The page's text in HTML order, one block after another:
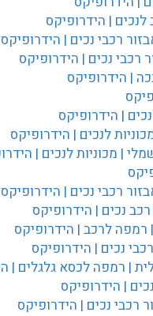
| הידרופיקס
רכבי נכים | הידרופיקס
נכים | הידרופיקס
| הידרופיקס
| הידרופיקס
לנכים | הידרופיקס
| מכוניות לנכים |
רכבי נכים | הידרופיקס
נכים | הידרופיקס
לרכב | הידרופיקס
נכים | הידרופיקס
| רמפה לכסא גלגלים |
| הידרופיקס
נכים | הידרופיקס